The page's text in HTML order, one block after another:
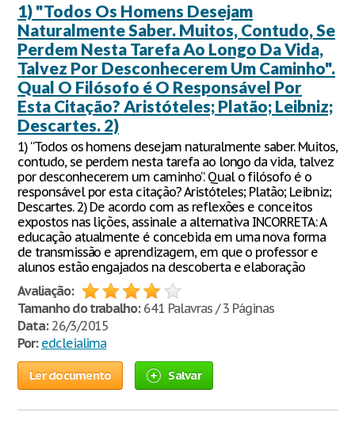
1) "Todos Os Homens Desejam
Naturalmente Saber. Muitos, Contudo, Se
Perdem Nesta Tarefa Ao Longo Da Vida,
Talvez Por Desconhecerem Um Caminho".
Qual O Filósofo é O Responsável Por
Esta Citação? Aristóteles; Platão; Leibniz;
Descartes. 2)
1) “Todos os homens desejam naturalmente saber. Muitos,
contudo, se perdem nesta tarefa ao longo da vida, talvez
por desconhecerem um caminho”. Qual o filósofo é o
responsável por esta citação? Aristóteles; Platão; Leibniz;
Descartes. 2) De acordo com as reflexões e conceitos
expostos nas lições, assinale a alternativa INCORRETA: A
educação atualmente é concebida em uma nova forma
de transmissão e aprendizagem, em que o professor e
alunos estão engajados na descoberta e elaboração
Avaliação:
Tamanho do trabalho:641 Palavras / 3 Páginas
Data:26/3/2015
Por: edcleialima
Ler documento Salvar